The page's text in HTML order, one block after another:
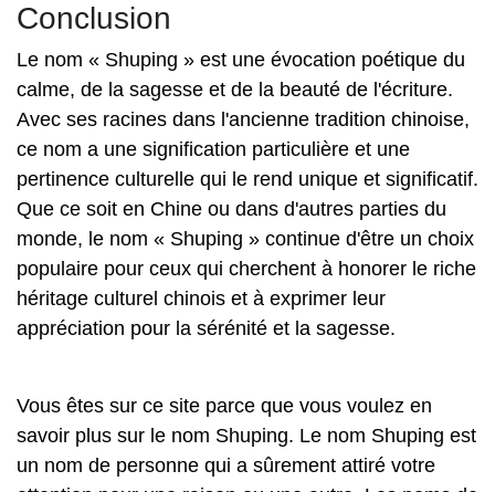
Conclusion
Le nom « Shuping » est une évocation poétique du
calme, de la sagesse et de la beauté de l'écriture.
Avec ses racines dans l'ancienne tradition chinoise,
ce nom a une signification particulière et une
pertinence culturelle qui le rend unique et significatif.
Que ce soit en Chine ou dans d'autres parties du
monde, le nom « Shuping » continue d'être un choix
populaire pour ceux qui cherchent à honorer le riche
héritage culturel chinois et à exprimer leur
appréciation pour la sérénité et la sagesse.
Vous êtes sur ce site parce que vous voulez en
savoir plus sur le nom Shuping. Le nom Shuping est
un nom de personne qui a sûrement attiré votre